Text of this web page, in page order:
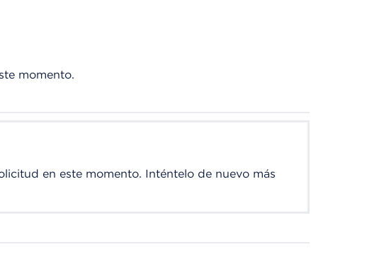
momento.
en este momento. Inténtelo de nuevo más